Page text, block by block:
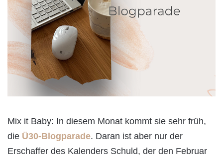
Mix it Baby: In diesem Monat kommt sie sehr früh,
die Ü30-Blogparade. Daran ist aber nur der
Erschaffer des Kalenders Schuld, der den Februar